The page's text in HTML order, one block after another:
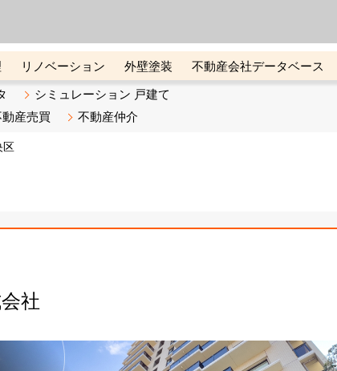
リノベーション 外壁塗装
不動産会社データベース
不動産売却ご相談デスク
シミュレーション 戸建て
産売買 不動産仲介
区
社